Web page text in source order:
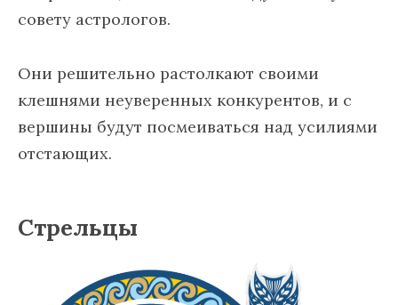
совету астрологов.
Они решительно растолкают своими
клешнями неуверенных конкурентов, и с
вершины будут посмеиваться над усилиями
отстающих.
Стрельцы